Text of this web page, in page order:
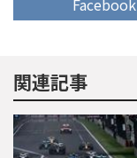
Facebook
関連記事